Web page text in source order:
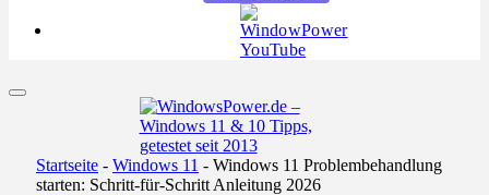
Startseite - Windows 11 - Windows 11 Problembehandlung
starten: Schritt-für-Schritt Anleitung 2026